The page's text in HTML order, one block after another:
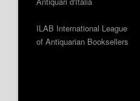
ILAB International League
of Antiquarian Booksellers